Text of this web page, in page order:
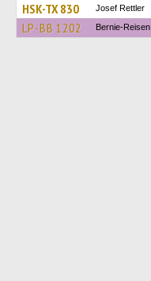
HSK-TX 830 Josef Rettler
LP-BB 1202 Bernie-Reisen